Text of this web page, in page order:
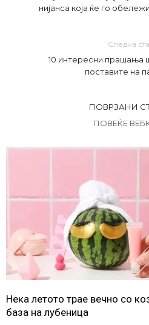
нијанса која ќе го
Следна
10 интересни прашања
поставите на
ПОВРЗАНИ
ПОВЕЌЕ
Нека летото трае вечно со
база на лубеница